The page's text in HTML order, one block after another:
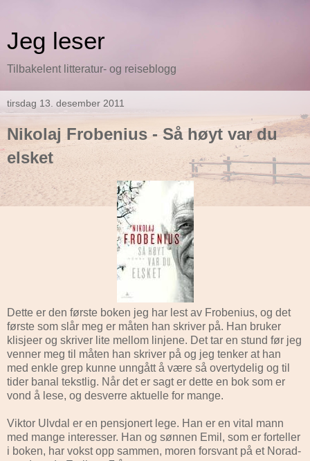
Jeg leser
Tilbakelent litteratur- og reiseblogg
tirsdag 13. desember 2011
Nikolaj Frobenius - Så høyt var du
elsket
Dette er den første boken jeg har lest av Frobenius, og det
første som slår meg er måten han skriver på. Han bruker
klisjeer og skriver lite mellom linjene. Det tar en stund før jeg
venner meg til måten han skriver på og jeg tenker at han
med enkle grep kunne unngått å være så overtydelig og til
tider banal tekstlig. Når det er sagt er dette en bok som er
vond å lese, og desverre aktuelle for mange.
Viktor Ulvdal er en pensjonert lege. Han er en vital mann
med mange interesser. Han og sønnen Emil, som er forteller
i boken, har vokst opp sammen, moren forsvant på et Norad-